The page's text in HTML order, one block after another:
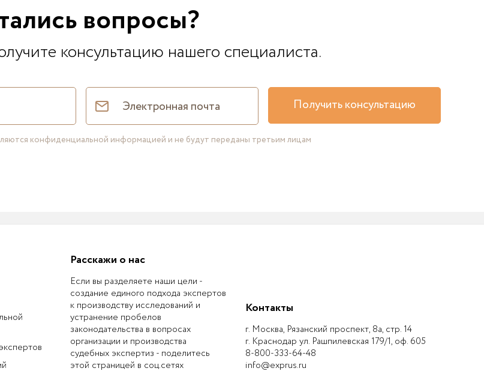
вопросы?
консультацию нашего специалиста.
Получить консультацию
конфиденциальной информацией и не будут переданы третьим лицам
Расскажи о нас
Если вы разделяете наши цели -
создание единого подхода экспертов
к производству исследований и
устранение пробелов
законодательства в вопросах
организации и производства
судебных экспертиз - поделитесь
этой страницей в соц.сетях
Контакты
г. Москва, Рязанский проспект, 8а, стр. 14
г. Краснодар ул. Рашпилевская 179/1, оф. 605
8-800-333-64-48
info@exprus.ru